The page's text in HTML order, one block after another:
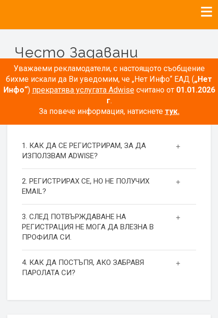
Уважаеми рекламодатели, с настоящото съобщение
бихме искали да Ви уведомим, че „Нет Инфо“ ЕАД („Нет
Инфо“) прекратява услугата Adwiseсчитано от 01.01.2026
г.
За повече информация, натиснете тук.
Често Задавани
Въпроси
РЕГИСТРАЦИЯ
1. КАК ДА СЕ РЕГИСТРИРАМ, ЗА ДА
ИЗПОЛЗВАМ ADWISE?
2. РЕГИСТРИРАХ СЕ, НО НЕ ПОЛУЧИХ
EMAIL?
3. СЛЕД ПОТВЪРЖДАВАНЕ НА
РЕГИСТРАЦИЯ НЕ МОГА ДА ВЛЕЗНА В
ПРОФИЛА СИ.
4. КАК ДА ПОСТЪПЯ, АКО ЗАБРАВЯ
ПАРОЛАТА СИ?